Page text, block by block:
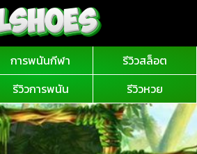
การพนันกีฬา
รีวิวสล็อต
รีวิวการพนัน รีวิวหวย